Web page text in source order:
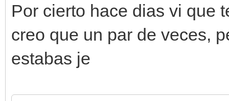
Por cierto hace dias vi que
creo que un par de veces,
estabas je